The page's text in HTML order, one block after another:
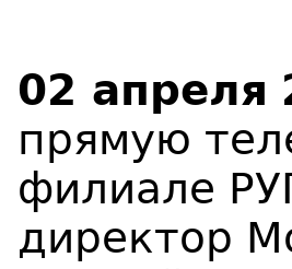
02 апреля
прямую
филиале
директор